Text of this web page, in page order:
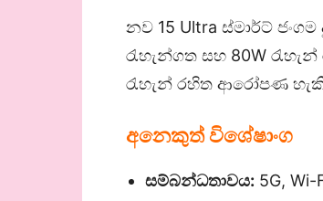
නව 15 Ultra ස්මාර්ට්
රැහැන්ගත සහ 80W
රැහැන් රහිත ආරෝපණ
අනෙකුත් විශේෂාංග
සම්බන්ධතාවය: 5G, Wi-